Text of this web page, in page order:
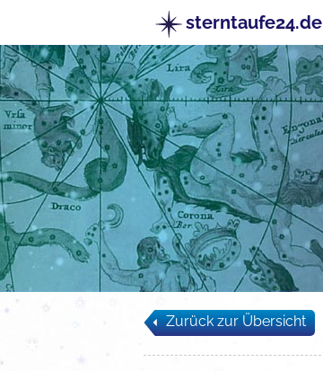
sterntaufe24.de
Zurück zur Übersicht